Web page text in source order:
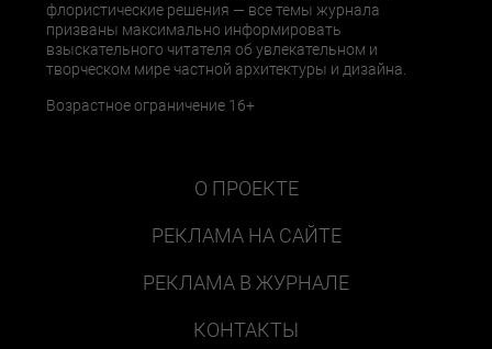
флористические решения — все темы журнала
призваны максимально информировать
взыскательного читателя об увлекательном и
творческом мире частной архитектуры и дизайна.
Возрастное ограничение 16+
О ПРОЕКТЕ
РЕКЛАМА НА САЙТЕ
РЕКЛАМА В ЖУРНАЛЕ
КОНТАКТЫ